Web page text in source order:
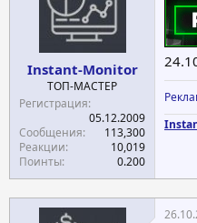
Instant-Monitor
ТОП-МАСТЕР
Регистрация
05.12.2009
Сообщения
113,300
Реакции
10,019
Поинты
0.200